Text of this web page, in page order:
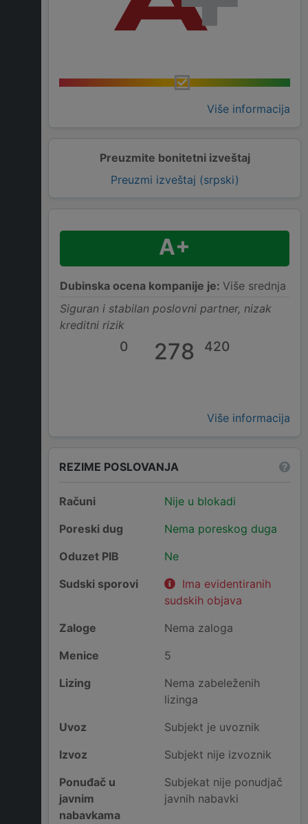
Više informacija
Preuzmite bonitetni izveštaj
Preuzmi izveštaj (srpski)
A+
Dubinska ocena kompanije je: Više srednja
Siguran i stabilan poslovni partner, nizak
kreditni rizik
0 278 420
Više informacija
REZIME POSLOVANJA
Računi
Nije u blokadi
Poreski dug
Nema poreskog duga
Oduzet PIB
Ne
Sudski sporovi
Ima evidentiranih
sudskih objava
Zaloge
Nema zaloga
Menice
5
Lizing
Nema zabeleženih
lizinga
Uvoz
Subjekt je uvoznik
Izvoz
Subjekt nije izvoznik
Ponuđač u
javnim
nabavkama
Subjekat nije ponudjač
javnih nabavki